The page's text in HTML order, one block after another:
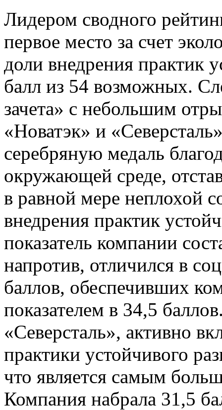
Лидером сводного
первое место за счет
доли внедрения практик
балл из 54 возможных.
зачета» с небольшим
«Новатэк» и
серебряную медаль
окружающей среде,
в равной мере неплохой
внедрения практик
показатель компании
напротив, отличился в
баллов, обеспечивших
показателем в 34,5
«Северсталь», активно
практики устойчивого
что является самым
Компания набрала 31,5